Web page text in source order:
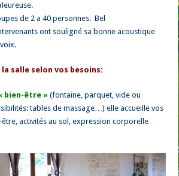
de 2 a 40 personnes. Bel
ont souligné sa bonne acoustique
salle selon vos besoins:
bien-être » (fontaine, parquet, vide ou
tables de massage…) elle accueille vos
activités au sol, expression corporelle